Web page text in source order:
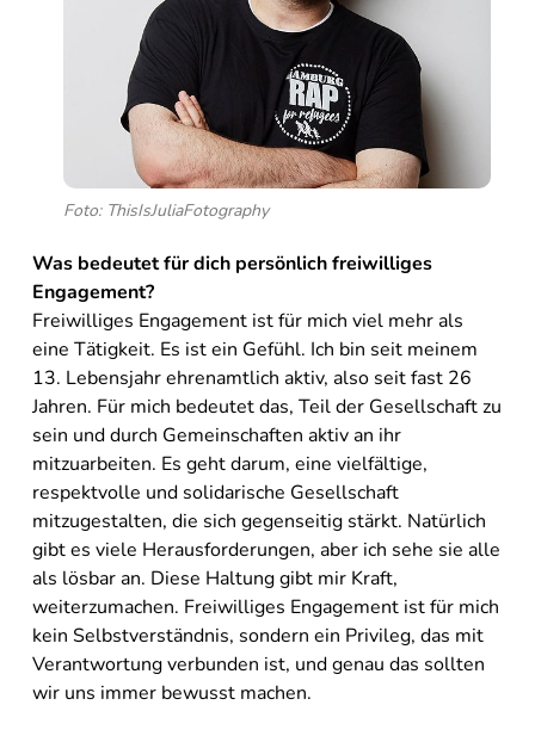
Foto: ThisIsJuliaFotography
Was bedeutet für dich persönlich freiwilliges
Engagement?
Freiwilliges Engagement ist für mich viel mehr als
eine Tätigkeit. Es ist ein Gefühl. Ich bin seit meinem
13. Lebensjahr ehrenamtlich aktiv, also seit fast 26
Jahren. Für mich bedeutet das, Teil der Gesellschaft zu
sein und durch Gemeinschaften aktiv an ihr
mitzuarbeiten. Es geht darum, eine vielfältige,
respektvolle und solidarische Gesellschaft
mitzugestalten, die sich gegenseitig stärkt. Natürlich
gibt es viele Herausforderungen, aber ich sehe sie alle
als lösbar an. Diese Haltung gibt mir Kraft,
weiterzumachen. Freiwilliges Engagement ist für mich
kein Selbstverständnis, sondern ein Privileg, das mit
Verantwortung verbunden ist, und genau das sollten
wir uns immer bewusst machen.